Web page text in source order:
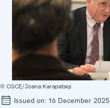
© OSCE/Joana Karapataqi
Issued on: 16 December 2025